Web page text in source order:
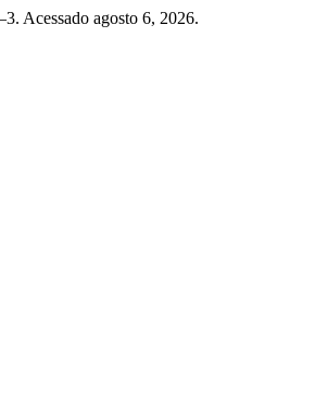
Acessado agosto 6, 2026.